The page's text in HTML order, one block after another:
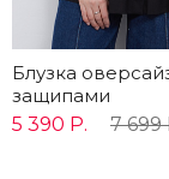
Блузка
защипами
5 390 Р.
7 699